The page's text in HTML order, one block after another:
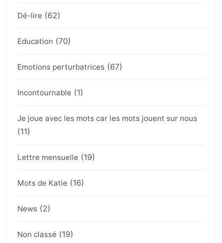
Dé-lire (62)
Education (70)
Emotions perturbatrices (67)
Incontournable (1)
Je joue avec les mots car les mots jouent sur nous
(11)
Lettre mensuelle (19)
Mots de Katie (16)
News (2)
Non classé (19)